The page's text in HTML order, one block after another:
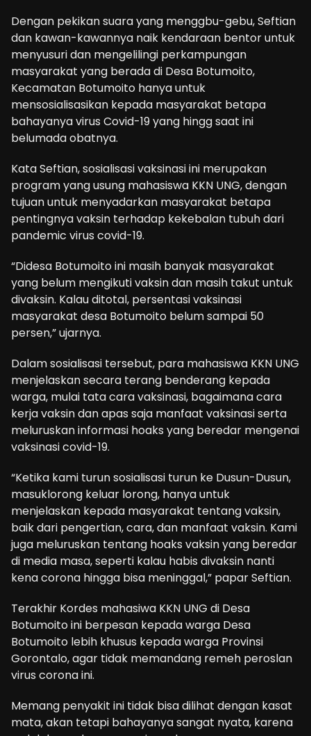
Dengan pekikan suara yang menggbu-gebu, Seftian
dan kawan-kawannya naik kendaraan bentor untuk
menyusuri dan mengelilingi perkampungan
masyarakat yang berada di Desa Botumoito,
Kecamatan Botumoito hanya untuk
mensosialisasikan kepada masyarakat betapa
bahayanya virus Covid-19 yang hingg saat ini
belumada obatnya.
Kata Seftian, sosialisasi vaksinasi ini merupakan
program yang usung mahasiswa KKN UNG, dengan
tujuan untuk menyadarkan masyarakat betapa
pentingnya vaksin terhadap kekebalan tubuh dari
pandemic virus covid-19.
“Didesa Botumoito ini masih banyak masyarakat
yang belum mengikuti vaksin dan masih takut untuk
divaksin. Kalau ditotal, persentasi vaksinasi
masyarakat desa Botumoito belum sampai 50
persen,” ujarnya.
Dalam sosialisasi tersebut, para mahasiswa KKN UNG
menjelaskan secara terang benderang kepada
warga, mulai tata cara vaksinasi, bagaimana cara
kerja vaksin dan apas saja manfaat vaksinasi serta
meluruskan informasi hoaks yang beredar mengenai
vaksinasi covid-19.
“Ketika kami turun sosialisasi turun ke Dusun-Dusun,
masuklorong keluar lorong, hanya untuk
menjelaskan kepada masyarakat tentang vaksin,
baik dari pengertian, cara, dan manfaat vaksin. Kami
juga meluruskan tentang hoaks vaksin yang beredar
di media masa, seperti kalau habis divaksin nanti
kena corona hingga bisa meninggal,” papar Seftian.
Terakhir Kordes mahasiwa KKN UNG di Desa
Botumoito ini berpesan kepada warga Desa
Botumoito lebih khusus kepada warga Provinsi
Gorontalo, agar tidak memandang remeh peroslan
virus corona ini.
Memang penyakit ini tidak bisa dilihat dengan kasat
mata, akan tetapi bahayanya sangat nyata, karena